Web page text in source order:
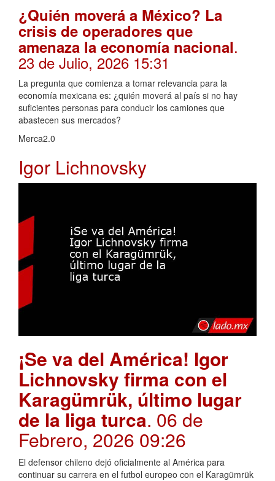
¿Quién moverá a México? La
crisis de operadores que
amenaza la economía nacional.
23 de Julio, 2026 15:31
La pregunta que comienza a tomar relevancia para la
economía mexicana es: ¿quién moverá al país si no hay
suficientes personas para conducir los camiones que
abastecen sus mercados?
Merca2.0
Igor Lichnovsky
¡Se va del América! Igor
Lichnovsky firma con el
Karagümrük, último lugar
de la liga turca. 06 de
Febrero, 2026 09:26
El defensor chileno dejó oficialmente al América para
continuar su carrera en el futbol europeo con el Karagümrük